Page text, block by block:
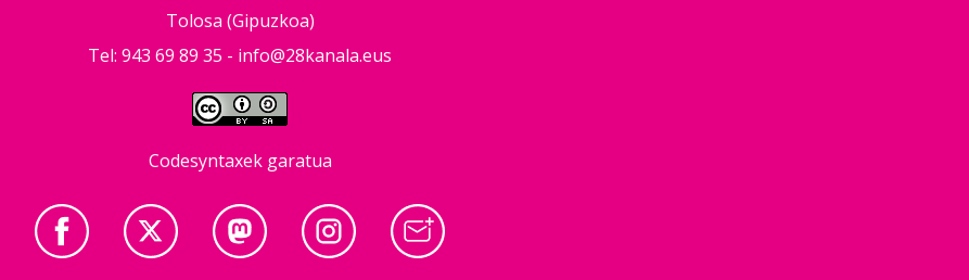
Tolosa (Gipuzkoa)
Tel: 943 69 89 35 - info@28kanala.eus
Codesyntaxek garatua